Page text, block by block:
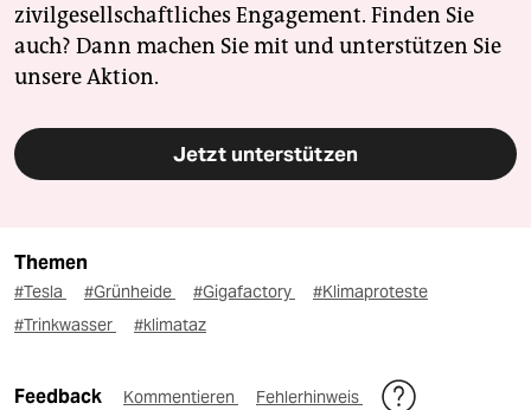
zivilgesellschaftliches Engagement. Finden Sie
auch? Dann machen Sie mit und unterstützen Sie
unsere Aktion.
Jetzt unterstützen
Themen
#Tesla #Grünheide #Gigafactory
#Klimaproteste
#Trinkwasser
#klimataz
Feedback Kommentieren Fehlerhinweis